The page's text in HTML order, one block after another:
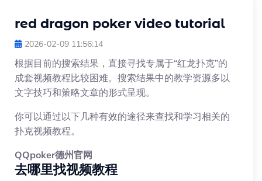
red dragon poker video tutorial
2026-02-09 11:56:14
根据目前的搜索结果，直接寻找专属于“红龙扑克”的
成套视频教程比较困难。搜索结果中的教学资源多以
文字技巧和策略文章的形式呈现。
你可以通过以下几种有效的途径来查找和学习相关的
扑克视频教程。
QQpoker德州官网
去哪里找视频教程